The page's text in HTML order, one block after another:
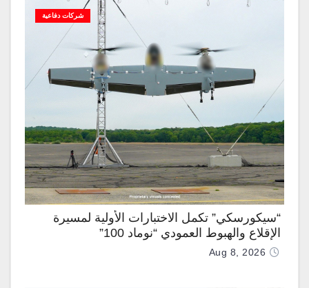
شركات دفاعية
“سيكورسكي” تكمل الاختبارات الأولية لمسيرة
الإقلاع والهبوط العمودي “نوماد 100”
Aug 8, 2026